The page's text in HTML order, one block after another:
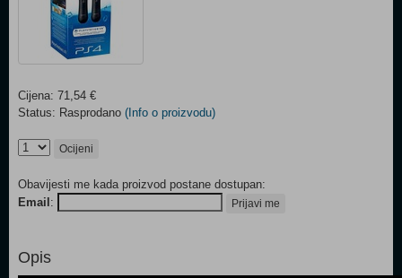
Cijena: 71,54 €
Status: Rasprodano (Info o proizvodu)
Ocijeni
Obavijesti me kada proizvod postane dostupan:
Email : Prijavi me
Opis